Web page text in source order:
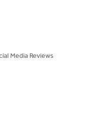
Media Reviews